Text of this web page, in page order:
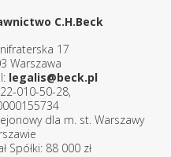
C.H.Beck
17
Warszawa
legalis@beck.pl
010-50-28,
dla m. st. Warszawy
Spółki: 88 000 zł